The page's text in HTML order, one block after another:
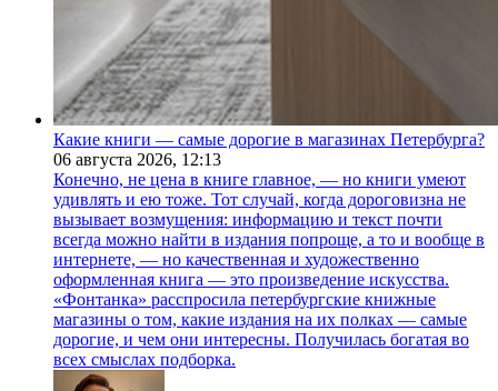
Какие книги — самые дорогие в магазинах Петербурга?
06 августа 2026, 12:13
Конечно, не цена в книге главное, — но книги умеют
удивлять и ею тоже. Тот случай, когда дороговизна не
вызывает возмущения: информацию и текст почти
всегда можно найти в издания попроще, а то и вообще в
интернете, — но качественная и художественно
оформленная книга — это произведение искусства.
«Фонтанка» расспросила петербургские книжные
магазины о том, какие издания на их полках — самые
дорогие, и чем они интересны. Получилась богатая во
всех смыслах подборка.